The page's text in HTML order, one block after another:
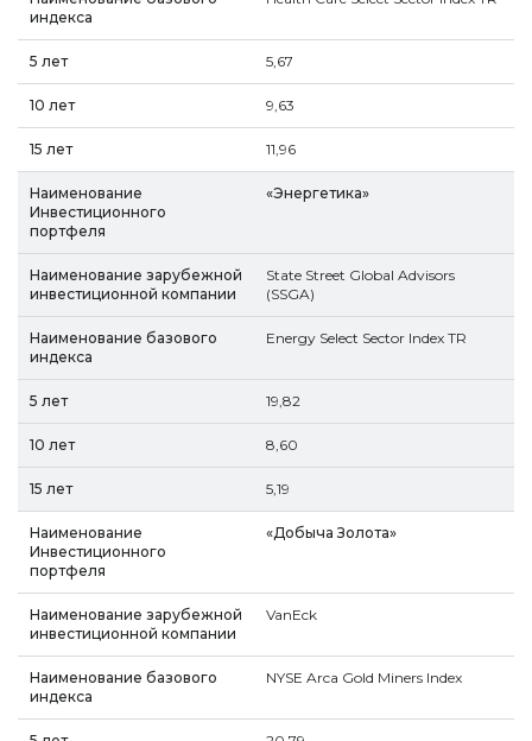
5,67
9,63
11,96
«Энергетика»
State Street Global Advisors
(SSGA)
Energy Select Sector Index TR
19,82
8,60
5,19
«Добыча Золота»
VanEck
NYSE Arca Gold Miners Index